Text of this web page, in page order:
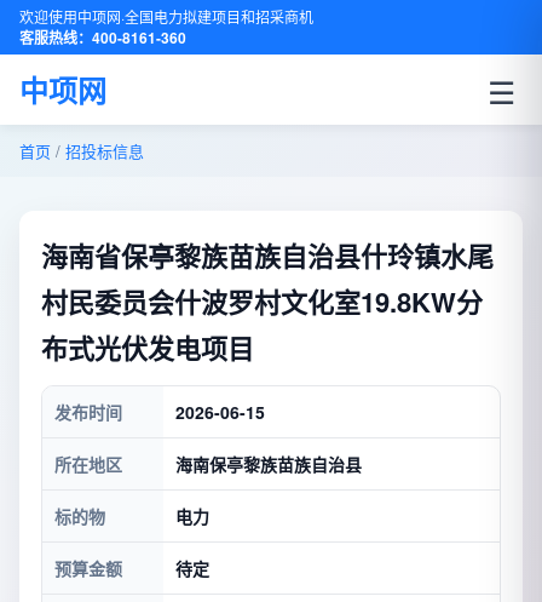
欢迎使用中项网·全国电力拟建项目和招采商机
客服热线：400-8161-360
中项网 ☰
首页 / 招投标信息
海南省保亭黎族苗族自治县什玲镇水尾
村民委员会什波罗村文化室19.8KW分
布式光伏发电项目
发布时间 2026-06-15
所在地区 海南保亭黎族苗族自治县
标的物 电力
预算金额 待定